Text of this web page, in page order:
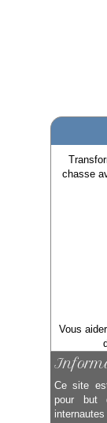
chasse
Vous
Ce site
pour but